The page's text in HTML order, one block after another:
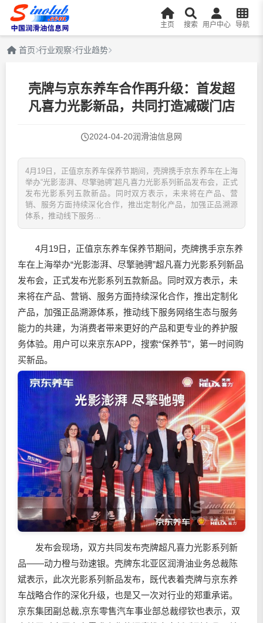
主页 搜索 用户中心 导航
首页 行业观察 行业趋势
壳牌与京东养车合作再升级：首发超
凡喜力光影新品，共同打造减碳门店
2024-04-20润滑油信息网
4月19日，正值京东养车保养节期间，壳牌携手京东养车在上海
举办“光影澎湃、尽擎驰骋”超凡喜力光影系列新品发布会，正式
发布光影系列五款新品。同时双方表示，未来将在产品、营
销、服务方面持续深化合作，推出定制化产品，加强正品溯源
体系，推动线下服务...
4月19日，正值京东养车保养节期间，壳牌携手京东养
车在上海举办“光影澎湃、尽擎驰骋”超凡喜力光影系列新品
发布会，正式发布光影系列五款新品。同时双方表示，未
来将在产品、营销、服务方面持续深化合作，推出定制化
产品，加强正品溯源体系，推动线下服务网络生态与服务
能力的共建，为消费者带来更好的产品和更专业的养护服
务体验。用户可以来京东APP，搜索“保养节”，第一时间购
买新品。
发布会现场，双方共同发布壳牌超凡喜力光影系列新
品——动力橙与劲速银。壳牌东北亚区润滑油业务总裁陈
斌表示，此次光影系列新品发布，既代表着壳牌与京东养
车战略合作的深化升级，也是又一次对行业的郑重承诺。
京东集团副总裁,京东零售汽车事业部总裁缪钦也表示，双